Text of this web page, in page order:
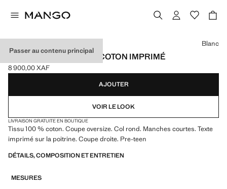
Passer au contenu principal
T-SHIRT OVERSIZE EN COTON IMPRIMÉ
Prix actuel [8 900,00 XAF ]
8 900,00 XAF
Choisissez une couleur
Blanc
AJOUTER
VOIR LE LOOK
LIVRAISON GRATUITE EN BOUTIQUE
Tissu 100 % coton. Coupe oversize. Col rond. Manches courtes. Texte
imprimé sur la poitrine. Coupe droite. Pre-teen
DÉTAILS, COMPOSITION ET ENTRETIEN
MESURES